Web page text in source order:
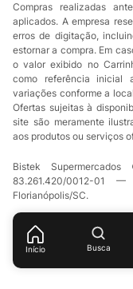
Início Busca
Compras realizadas
aplicados. A empresa
erros de digitação,
estornar a compra. Em
o valor exibido no
como referência inicial
variações conforme a
Ofertas sujeitas à
site são meramente
aos produtos ou serviços
Bistek
83.261.420/0012-01
Florianópolis/SC.